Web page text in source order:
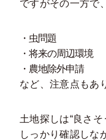
ですがその一方で、
・虫問題
・将来の周辺環境
・農地除外申請
など、注意点もあ
土地探しは“良さそ
しっかり確認しな